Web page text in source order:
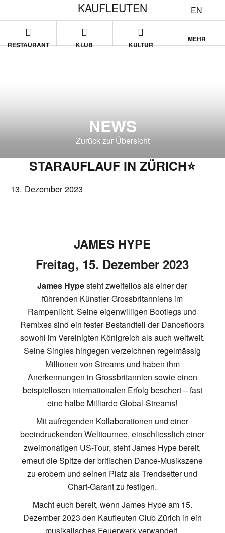
EN
KAUFLEUTEN
RESTAURANT KLUB KULTUR
MEHR
NEWS
Zurück zur Übersicht
STARAUFLAUF IN ZÜRICH⭐
13. Dezember 2023
JAMES HYPE
Freitag, 15. Dezember 2023
James Hypesteht zweifellos als einer der
führenden Künstler Grossbritanniens im
Rampenlicht. Seine eigenwilligen Bootlegs und
Remixes sind ein fester Bestandteil der Dancefloors
sowohl im Vereinigten Königreich als auch weltweit.
Seine Singles hingegen verzeichnen regelmässig
Millionen von Streams und haben ihm
Anerkennungen in Grossbritannien sowie einen
beispiellosen internationalen Erfolg beschert – fast
eine halbe Milliarde Global-Streams!
Mit aufregenden Kollaborationen und einer
beeindruckenden Welttournee, einschliesslich einer
zweimonatigen US-Tour, steht James Hype bereit,
erneut die Spitze der britischen Dance-Musikszene
zu erobern und seinen Platz als Trendsetter und
Chart-Garant zu festigen.
Macht euch bereit, wenn James Hype am 15.
Dezember 2023 den Kaufleuten Club Zürich in ein
musikalisches Feuerwerk verwandelt.